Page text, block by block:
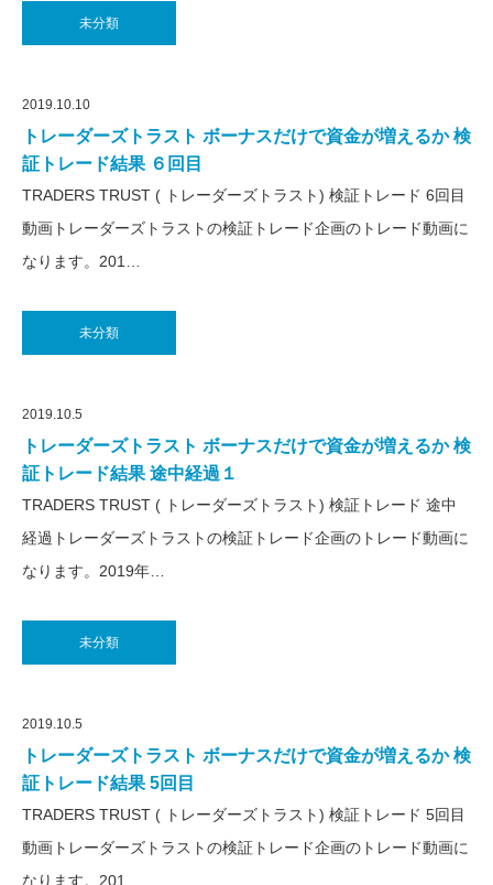
未分類
2019.10.10
トレーダーズトラスト ボーナスだけで資金が増えるか 検
証トレード結果 ６回目
TRADERS TRUST ( トレーダーズトラスト) 検証トレード 6回目
動画トレーダーズトラストの検証トレード企画のトレード動画に
なります。201…
未分類
2019.10.5
トレーダーズトラスト ボーナスだけで資金が増えるか 検
証トレード結果 途中経過１
TRADERS TRUST ( トレーダーズトラスト) 検証トレード 途中
経過トレーダーズトラストの検証トレード企画のトレード動画に
なります。2019年…
未分類
2019.10.5
トレーダーズトラスト ボーナスだけで資金が増えるか 検
証トレード結果 5回目
TRADERS TRUST ( トレーダーズトラスト) 検証トレード 5回目
動画トレーダーズトラストの検証トレード企画のトレード動画に
なります。201…